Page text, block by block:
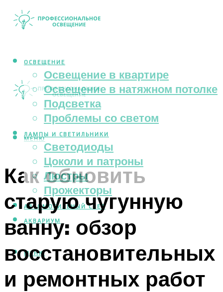
ОСВЕЩЕНИЕ
Освещение в квартире
Освещение в натяжном потолке
Подсветка
Проблемы со светом
ЛАМПЫ И СВЕТИЛЬНИКИ
Светодиоды
Цоколи и патроны
Люстры
Прожекторы
АВТОМОБИЛЬНЫЙ СВЕТ
АКВАРИУМ
МЕНЮ
МЕНЮ
Как обновить
старую чугунную
ванну: обзор
восстановительных
и ремонтных работ